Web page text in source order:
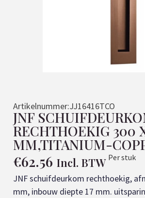
Artikelnummer:JJ16416TCO
JNF
RECHTHOEKIG 300
MM,TITANIUM-
€62.56 Incl. BTW Per stuk
JNF schuifdeurkom rechthoekig,
mm, inbouw diepte 17 mm.